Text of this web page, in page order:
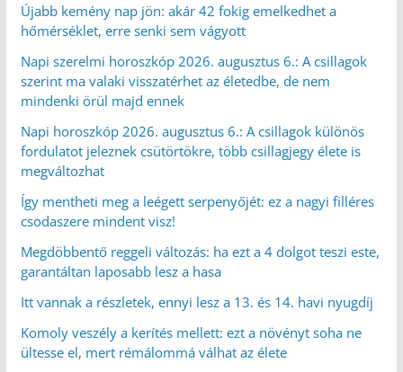
Újabb kemény nap jön: akár 42 fokig emelkedhet a
hőmérséklet, erre senki sem vágyott
Napi szerelmi horoszkóp 2026. augusztus 6.: A csillagok
szerint ma valaki visszatérhet az életedbe, de nem
mindenki örül majd ennek
Napi horoszkóp 2026. augusztus 6.: A csillagok különös
fordulatot jeleznek csütörtökre, több csillagjegy élete is
megváltozhat
Így mentheti meg a leégett serpenyőjét: ez a nagyi filléres
csodaszere mindent visz!
Megdöbbentő reggeli változás: ha ezt a 4 dolgot teszi este,
garantáltan laposabb lesz a hasa
Itt vannak a részletek, ennyi lesz a 13. és 14. havi nyugdíj
Komoly veszély a kerítés mellett: ezt a növényt soha ne
ültesse el, mert rémálommá válhat az élete